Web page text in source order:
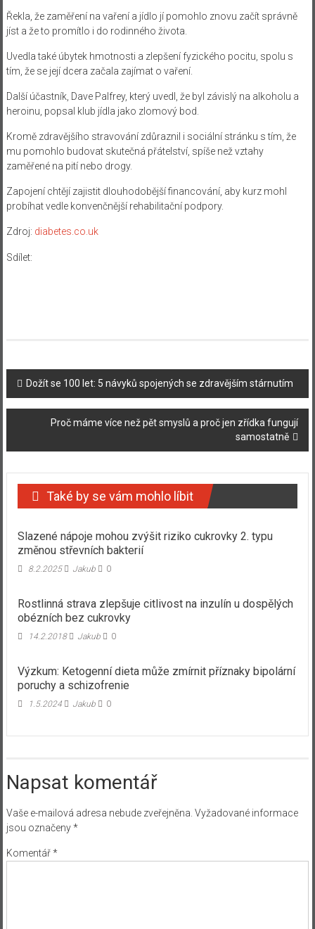
Řekla, že zaměření na vaření a jídlo jí pomohlo znovu začít správně
jíst a že to promítlo i do rodinného života.
Uvedla také úbytek hmotnosti a zlepšení fyzického pocitu, spolu s
tím, že se její dcera začala zajímat o vaření.
Další účastník, Dave Palfrey, který uvedl, že byl závislý na alkoholu a
heroinu, popsal klub jídla jako zlomový bod.
Kromě zdravějšího stravování zdůraznil i sociální stránku s tím, že
mu pomohlo budovat skutečná přátelství, spíše než vztahy
zaměřené na pití nebo drogy.
Zapojení chtějí zajistit dlouhodobější financování, aby kurz mohl
probíhat vedle konvenčnější rehabilitační podpory.
Zdroj: diabetes.co.uk
Sdílet:
Navigace
příspěvku
Dožít se 100 let: 5 návyků spojených se zdravějším stárnutím
Proč máme více než pět smyslů a proč jen zřídka fungují
samostatně
Také by se vám mohlo líbit
Slazené nápoje mohou zvýšit riziko cukrovky 2. typu
změnou střevních bakterií
8.2.2025 Jakub 0
Rostlinná strava zlepšuje citlivost na inzulín u dospělých
obézních bez cukrovky
14.2.2018 Jakub 0
Výzkum: Ketogenní dieta může zmírnit příznaky bipolární
poruchy a schizofrenie
1.5.2024 Jakub 0
Napsat komentář
Vaše e-mailová adresa nebude zveřejněna. Vyžadované informace
jsou označeny*
Komentář*